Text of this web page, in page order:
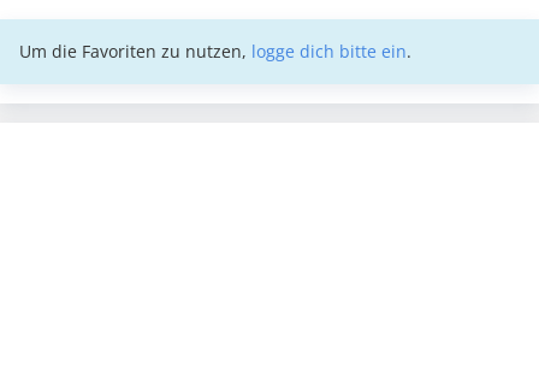
Um die Favoriten zu nutzen, logge dich bitte ein.